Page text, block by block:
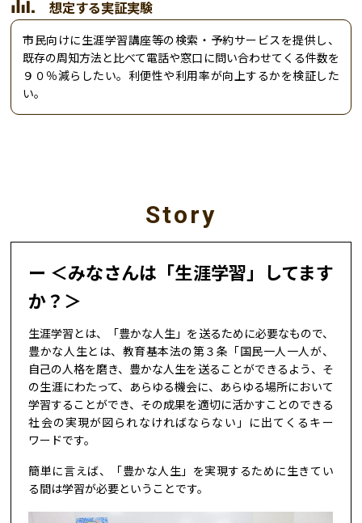
想定する実証実験
市民向けに生涯学習講座等の検索・予約サービスを提供し、
既存の周知方法と比べて電話や窓口に問い合わせてくる件数を
９０％減らしたい。利便性や利用率が向上するかを検証した
い。
Story
＜みなさんは「生涯学習」してます
か？＞
生涯学習とは、「豊かな人生」を送るために必要なもので、
豊かな人生とは、教育基本法の第３条「国民一人一人が、
自己の人格を磨き、豊かな人生を送ることができるよう、そ
の生涯にわたって、あらゆる機会に、あらゆる場所において
学習することができ、その成果を適切に活かすことのできる
社会の実現が図られなければならない」に出てくるキー
ワードです。
簡単に言えば、「豊かな人生」を実現するために生きてい
る間は学習が必要ということです。